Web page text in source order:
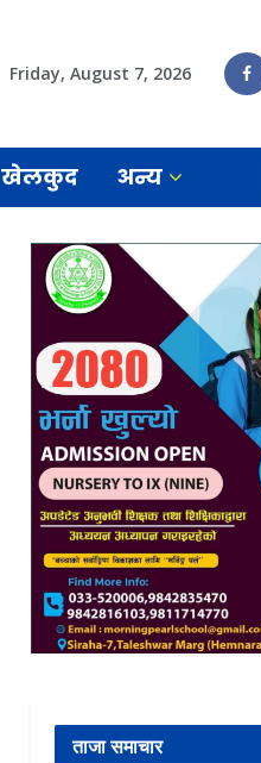
Friday, August 7, 2026
खेलकुद अन्य
ताजा समाचार